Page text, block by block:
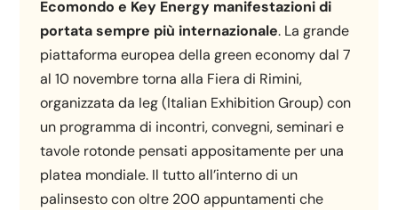
Ecomondo e Key Energy manifestazioni di
portata sempre più internazionale. La grande
piattaforma europea della green economy dal 7
al 10 novembre torna alla Fiera di Rimini,
organizzata da Ieg (Italian Exhibition Group) con
un programma di incontri, convegni, seminari e
tavole rotonde pensati appositamente per una
platea mondiale. Il tutto all’interno di un
palinsesto con oltre 200 appuntamenti che